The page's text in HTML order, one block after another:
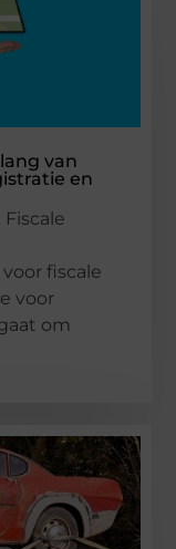
van
en
fiscale
voor
om